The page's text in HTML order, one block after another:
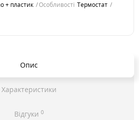
+ пластик Особливості Термостат
Опис
Характеристики
Відгуки 0